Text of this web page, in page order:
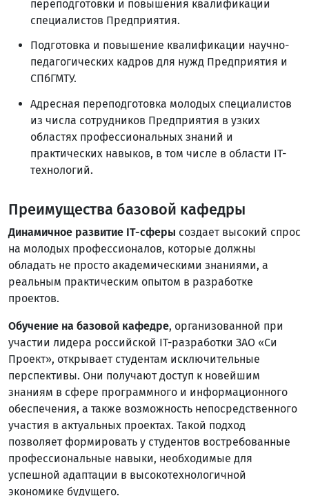
переподготовки и повышения квалификации
специалистов Предприятия.
Подготовка и повышение квалификации научно-
педагогических кадров для нужд Предприятия и
СПбГМТУ.
Адресная переподготовка молодых специалистов
из числа сотрудников Предприятия в узких
областях профессиональных знаний и
практических навыков, в том числе в области IТ-
технологий.
Преимущества базовой кафедры
Динамичное развитие IT-сферы создает высокий спрос
на молодых профессионалов, которые должны
обладать не просто академическими знаниями, а
реальным практическим опытом в разработке
проектов.
Обучение на базовой кафедре, организованной при
участии лидера российской IT-разработки ЗАО «Си
Проект», открывает студентам исключительные
перспективы. Они получают доступ к новейшим
знаниям в сфере программного и информационного
обеспечения, а также возможность непосредственного
участия в актуальных проектах. Такой подход
позволяет формировать у студентов востребованные
профессиональные навыки, необходимые для
успешной адаптации в высокотехнологичной
экономике будущего.